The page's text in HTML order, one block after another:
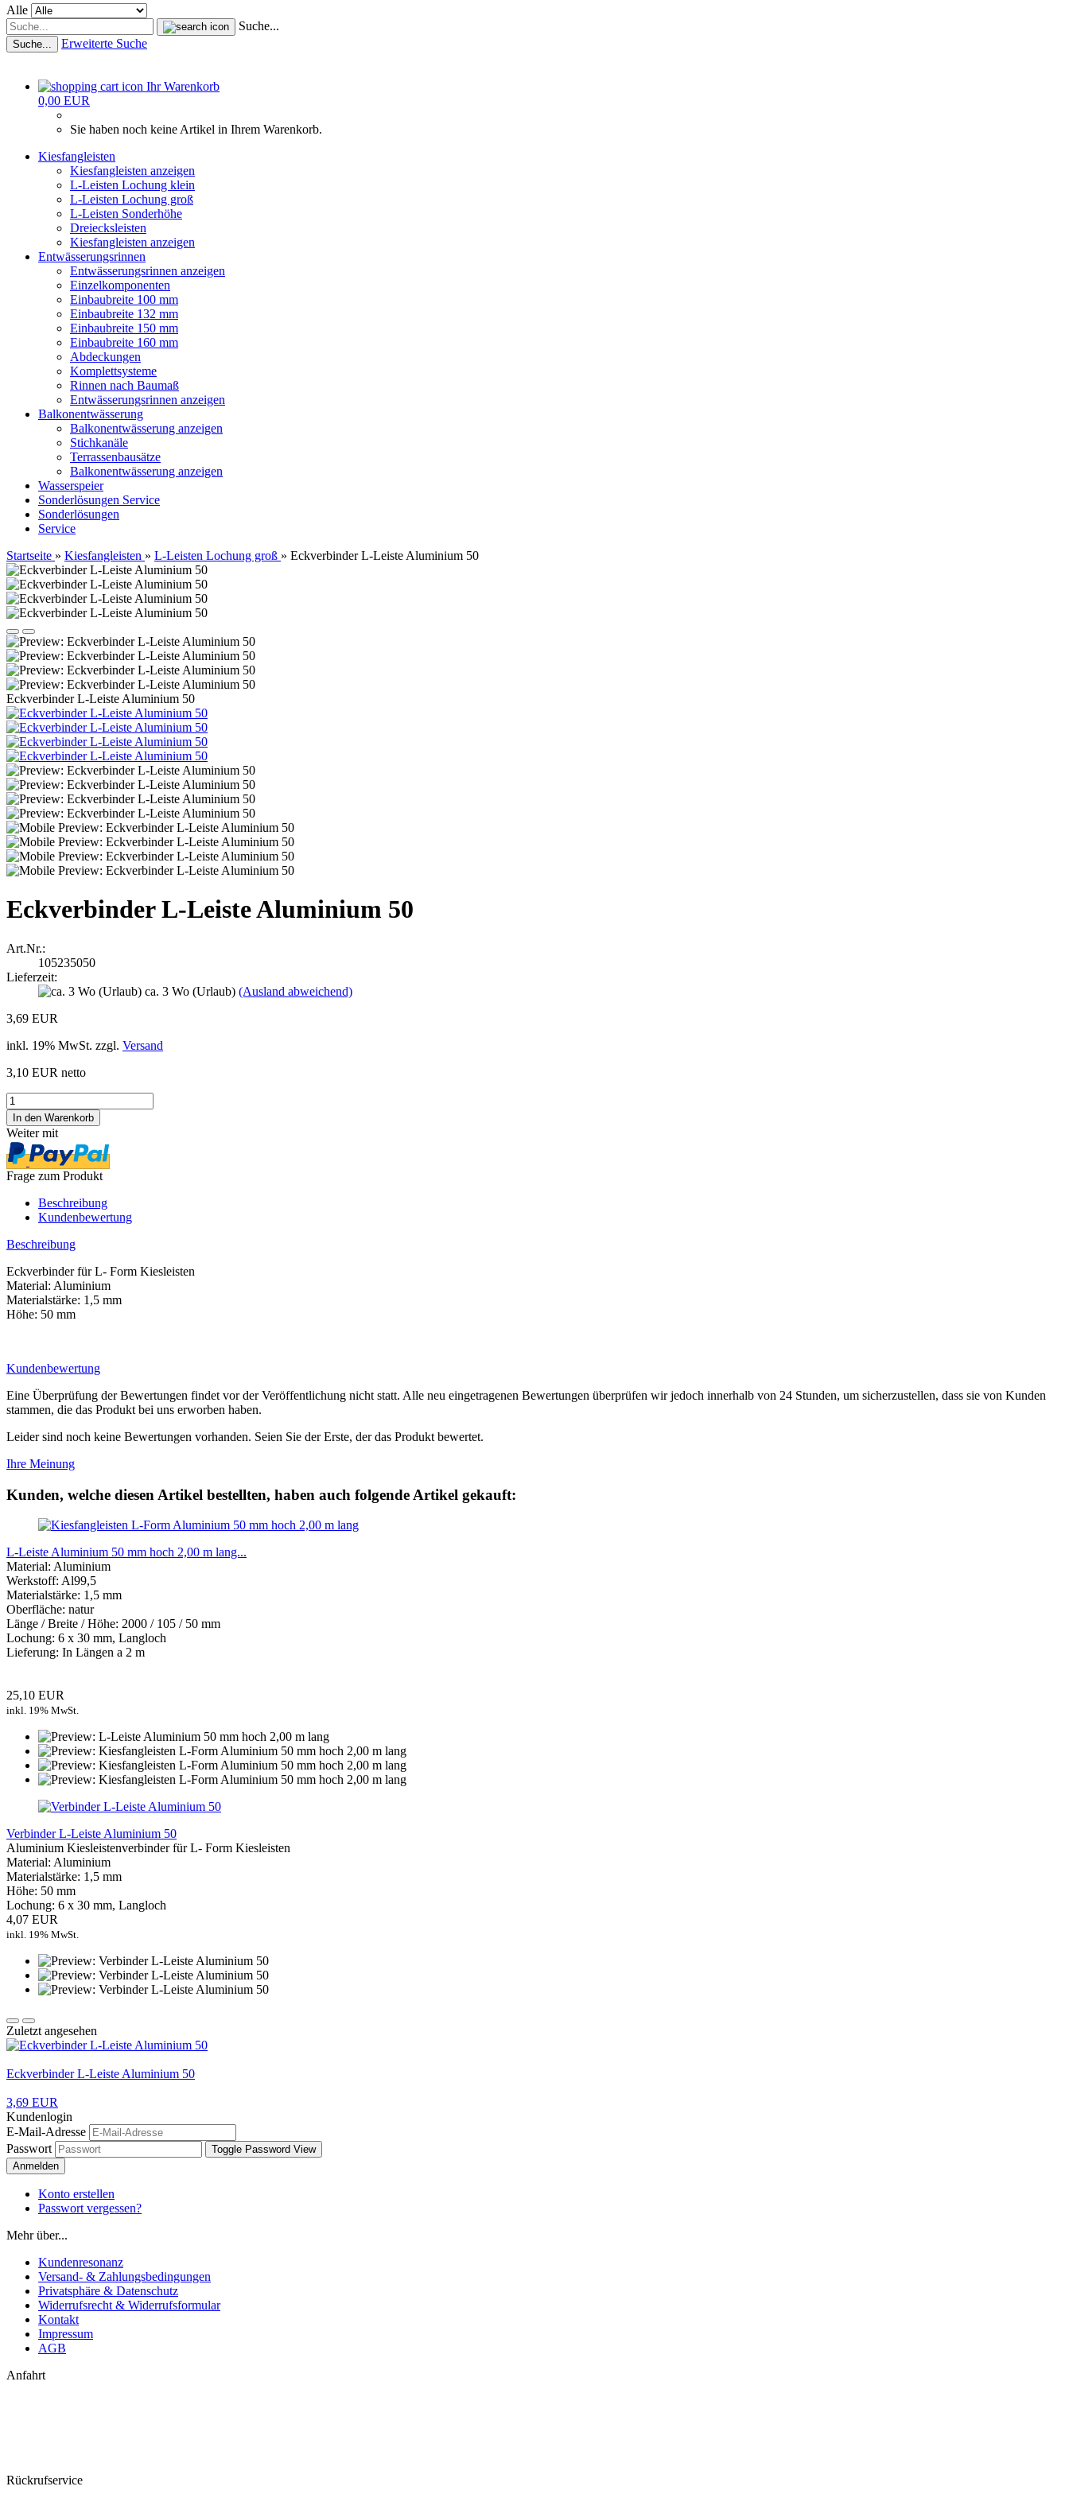
Alle
Suche...
Suche... Erweiterte Suche
Ihr Warenkorb
0,00 EUR
Sie haben noch keine Artikel in Ihrem Warenkorb.
Kiesfangleisten
Kiesfangleisten anzeigen
L-Leisten Lochung klein
L-Leisten Lochung groß
L-Leisten Sonderhöhe
Dreiecksleisten
Kiesfangleisten anzeigen
Entwässerungsrinnen
Entwässerungsrinnen anzeigen
Einzelkomponenten
Einbaubreite 100 mm
Einbaubreite 132 mm
Einbaubreite 150 mm
Einbaubreite 160 mm
Abdeckungen
Komplettsysteme
Rinnen nach Baumaß
Entwässerungsrinnen anzeigen
Balkonentwässerung
Balkonentwässerung anzeigen
Stichkanäle
Terrassenbausätze
Balkonentwässerung anzeigen
Wasserspeier
Sonderlösungen Service
Sonderlösungen
Service
Startseite » Kiesfangleisten » L-Leisten Lochung groß » Eckverbinder L-Leiste Aluminium 50
Eckverbinder L-Leiste Aluminium 50
Eckverbinder L-Leiste Aluminium 50
Art.Nr.:
105235050
Lieferzeit:
ca. 3 Wo (Urlaub) (Ausland abweichend)
3,69 EUR
inkl. 19% MwSt. zzgl. Versand
3,10 EUR netto
Weiter mit
Frage zum Produkt
Beschreibung
Kundenbewertung
Beschreibung
Eckverbinder für L- Form Kiesleisten
Material: Aluminium
Materialstärke: 1,5 mm
Höhe: 50 mm
Kundenbewertung
Eine Überprüfung der Bewertungen findet vor der Veröffentlichung nicht statt. Alle neu eingetragenen Bewertungen überprüfen wir jedoch innerhalb von 24 Stunden, um sicherzustellen, dass sie von Kunden
stammen, die das Produkt bei uns erworben haben.
Leider sind noch keine Bewertungen vorhanden. Seien Sie der Erste, der das Produkt bewertet.
Ihre Meinung
Kunden, welche diesen Artikel bestellten, haben auch folgende Artikel gekauft:
L-Leiste Aluminium 50 mm hoch 2,00 m lang...
Material: Aluminium
Werkstoff: Al99,5
Materialstärke: 1,5 mm
Oberfläche: natur
Länge / Breite / Höhe: 2000 / 105 / 50 mm
Lochung: 6 x 30 mm, Langloch
Lieferung: In Längen a 2 m
25,10 EUR
inkl. 19% MwSt.
Verbinder L-Leiste Aluminium 50
Aluminium Kiesleistenverbinder für L- Form Kiesleisten
Material: Aluminium
Materialstärke: 1,5 mm
Höhe: 50 mm
Lochung: 6 x 30 mm, Langloch
4,07 EUR
inkl. 19% MwSt.
Zuletzt angesehen
Eckverbinder L-Leiste Aluminium 50
3,69 EUR
Kundenlogin
E-Mail-Adresse
Passwort
Toggle Password View
Anmelden
Konto erstellen
Passwort vergessen?
Mehr über...
Kundenresonanz
Versand- & Zahlungsbedingungen
Privatsphäre & Datenschutz
Widerrufsrecht & Widerrufsformular
Kontakt
Impressum
AGB
Anfahrt
Rückrufservice